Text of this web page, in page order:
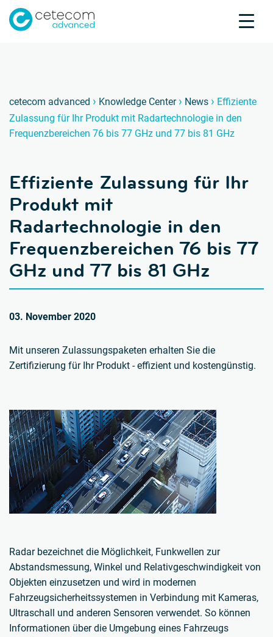
Produktprüfung
Branchen
Knowledge Center
cetecom advanced › Knowledge Center › News › Effiziente
Zulassung für Ihr Produkt mit Radartechnologie in den
Frequenzbereichen 76 bis 77 GHz und 77 bis 81 GHz
Effiziente Zulassung für Ihr
Produkt mit
Radartechnologie in den
Frequenzbereichen 76 bis 77
GHz und 77 bis 81 GHz
03. November 2020
Mit unseren Zulassungspaketen erhalten Sie die
Zertifizierung für Ihr Produkt - effizient und kostengünstig.
Radar bezeichnet die Möglichkeit, Funkwellen zur
Abstandsmessung, Winkel und Relativgeschwindigkeit von
Objekten einzusetzen und wird in modernen
Fahrzeugsicherheitssystemen in Verbindung mit Kameras,
Ultraschall und anderen Sensoren verwendet. So können
Informationen über die Umgebung eines Fahrzeugs